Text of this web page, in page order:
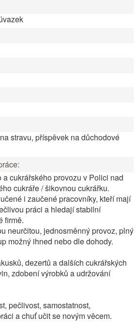
stravu, příspěvek na důchodové
cukrářského provozu v Polici nad
cukráře / šikovnou cukrářku.
i zaučené pracovníky, kteří mají
práci a hledají stabilní
firmě.
neurčitou, jednosměnný provoz, plný
možný ihned nebo dle dohody.
dezertů a dalších cukrářských
zdobení výrobků a udržování
pečlivost, samostatnost,
a chuť učit se novým věcem.